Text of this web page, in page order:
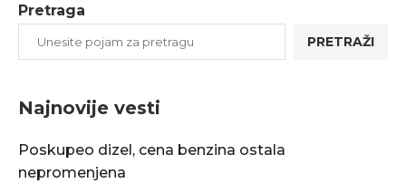
Pretraga
PRETRAŽI
Najnovije vesti
Poskupeo dizel, cena benzina ostala
nepromenjena